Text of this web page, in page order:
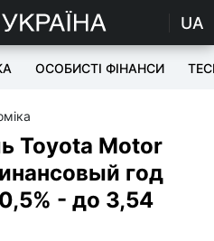
UA
ОСОБИСТІ ФІНАНСИ
Toyota Motor
год
- до 3,54